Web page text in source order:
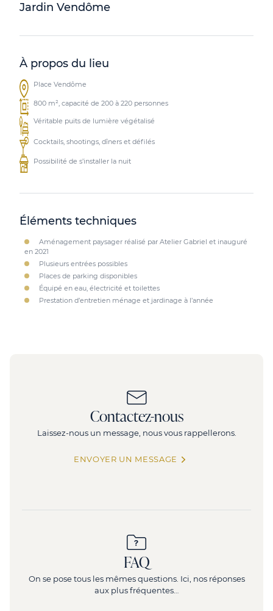
Jardin Vendôme
À propos du lieu
Place Vendôme
800 m², capacité de 200 à 220 personnes
Véritable puits de lumière végétalisé
Cocktails, shootings, dîners et défilés
Possibilité de s’installer la nuit
Éléments techniques
Aménagement paysager réalisé par Atelier Gabriel et inauguré
en 2021
Plusieurs entrées possibles
Places de parking disponibles
Équipé en eau, électricité et toilettes
Prestation d’entretien ménage et jardinage à l’année
Contactez-nous
Laissez-nous un message, nous vous rappellerons.
ENVOYER UN MESSAGE
FAQ
On se pose tous les mêmes questions. Ici, nos réponses
aux plus fréquentes…